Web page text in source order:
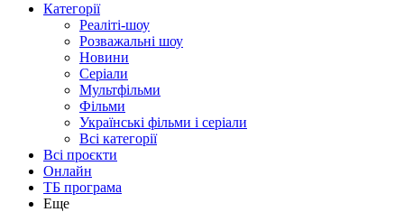
Категорії
Реаліті-шоу
Розважальні шоу
Новини
Серіали
Мультфільми
Фільми
Українські фільми і серіали
Всі категорії
Всі проєкти
Онлайн
ТБ програма
Еще